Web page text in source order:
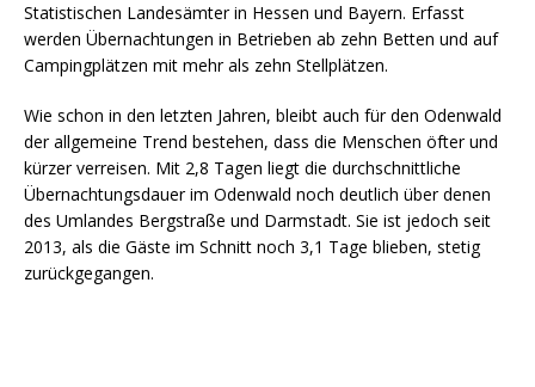
Statistischen Landesämter in Hessen und Bayern. Erfasst
werden Übernachtungen in Betrieben ab zehn Betten und auf
Campingplätzen mit mehr als zehn Stellplätzen.
Wie schon in den letzten Jahren, bleibt auch für den Odenwald
der allgemeine Trend bestehen, dass die Menschen öfter und
kürzer verreisen. Mit 2,8 Tagen liegt die durchschnittliche
Übernachtungsdauer im Odenwald noch deutlich über denen
des Umlandes Bergstraße und Darmstadt. Sie ist jedoch seit
2013, als die Gäste im Schnitt noch 3,1 Tage blieben, stetig
zurückgegangen.